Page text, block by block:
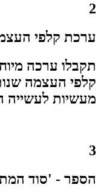
2
ערכת קלפי
תקבלו ערכה
קלפי העצמה
מעשיות לעשייה
3
הספר - 'סוד